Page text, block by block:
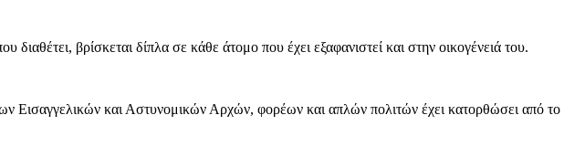
βρίσκεται δίπλα σε κάθε άτομο που έχει εξαφανιστεί και στην οικογένειά του.
και Αστυνομικών Αρχών, φορέων και απλών πολιτών έχει κατορθώσει από το